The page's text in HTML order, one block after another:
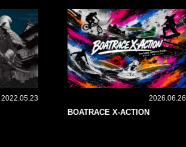
2022.05.23 2026.06.26
BOATRACE X-ACTION